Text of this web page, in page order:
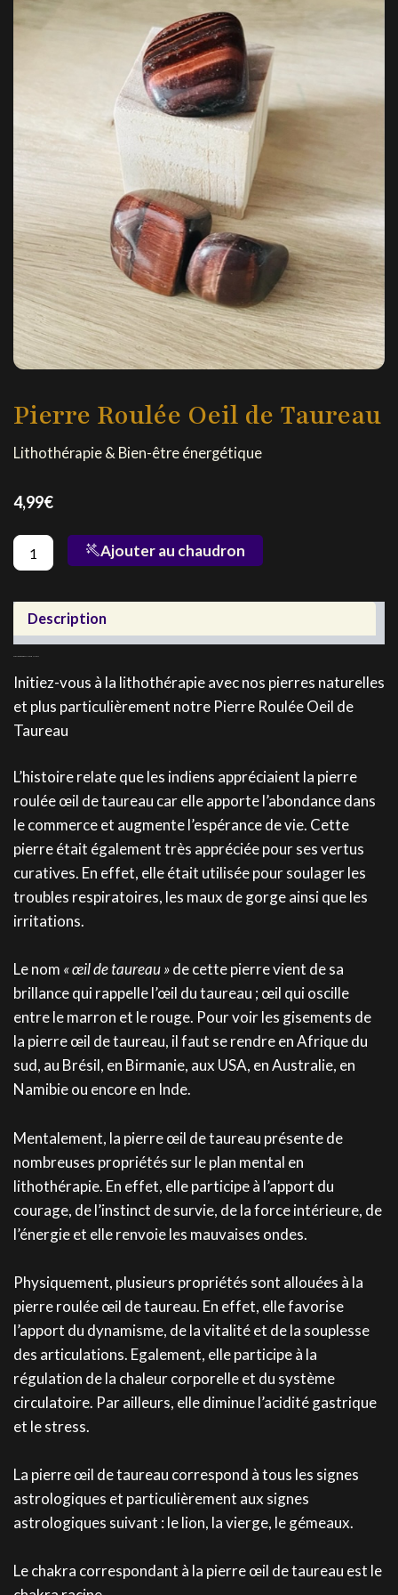
Pierre Roulée Oeil de Taureau
Lithothérapie & Bien-être énergétique
4,99€
quantité
Oeil
Taureau
Ajouter au chaudron
Description
Initiez-vous à la lithothérapie avec nos pierres naturelles
et plus particulièrement notre Pierre Roulée Oeil de
Taureau
L’histoire relate que les indiens appréciaient la pierre
roulée œil de taureau car elle apporte l’abondance dans
le commerce et augmente l’espérance de vie. Cette
pierre était également très appréciée pour ses vertus
curatives. En effet, elle était utilisée pour soulager les
troubles respiratoires, les maux de gorge ainsi que les
irritations.
Le nom « œil de taureau »de cette pierre vient de sa
brillance qui rappelle l’œil du taureau ; œil qui oscille
entre le marron et le rouge. Pour voir les gisements de
la pierre œil de taureau, il faut se rendre en Afrique du
sud, au Brésil, en Birmanie, aux USA, en Australie, en
Namibie ou encore en Inde.
Mentalement, la pierre œil de taureau présente de
nombreuses propriétés sur le plan mental en
lithothérapie. En effet, elle participe à l’apport du
courage, de l’instinct de survie, de la force intérieure, de
l’énergie et elle renvoie les mauvaises ondes.
Physiquement, plusieurs propriétés sont allouées à la
pierre roulée œil de taureau. En effet, elle favorise
l’apport du dynamisme, de la vitalité et de la souplesse
des articulations. Egalement, elle participe à la
régulation de la chaleur corporelle et du système
circulatoire. Par ailleurs, elle diminue l’acidité gastrique
et le stress.
La pierre œil de taureau correspond à tous les signes
astrologiques et particulièrement aux signes
astrologiques suivant : le lion, la vierge, le gémeaux.
Le chakra correspondant à la pierre œil de taureau est le